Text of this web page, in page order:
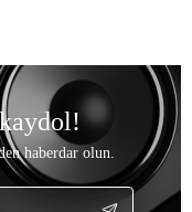
haberdar olun.